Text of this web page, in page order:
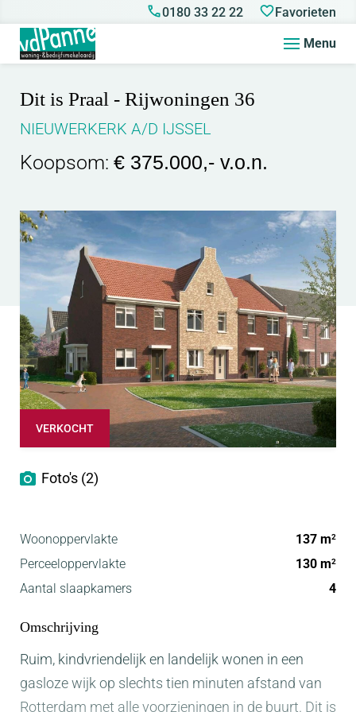
0180 33 22 22 Favorieten
Menu
Dit is Praal - Rijwoningen 36
NIEUWERKERK A/D IJSSEL
Koopsom: € 375.000,- v.o.n.
VERKOCHT
Foto's (2)
Woonoppervlakte 137 m2
Perceeloppervlakte 130 m2
Aantal slaapkamers 4
Omschrijving
Ruim, kindvriendelijk en landelijk wonen in een
gasloze wijk op slechts tien minuten afstand van
Rotterdam met alle voorzieningen in de buurt. Dit is